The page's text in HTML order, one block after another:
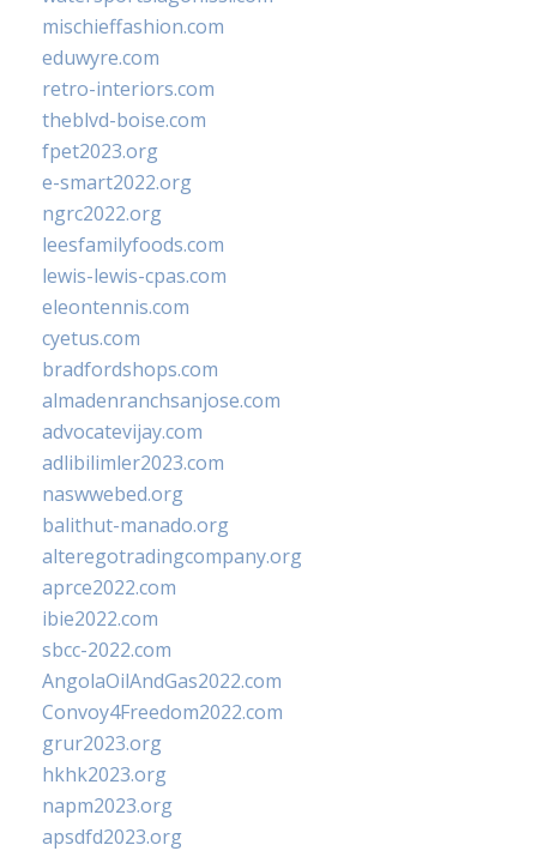
mischieffashion.com
eduwyre.com
retro-interiors.com
theblvd-boise.com
fpet2023.org
e-smart2022.org
ngrc2022.org
leesfamilyfoods.com
lewis-lewis-cpas.com
eleontennis.com
cyetus.com
bradfordshops.com
almadenranchsanjose.com
advocatevijay.com
adlibilimler2023.com
naswwebed.org
balithut-manado.org
alteregotradingcompany.org
aprce2022.com
ibie2022.com
sbcc-2022.com
AngolaOilAndGas2022.com
Convoy4Freedom2022.com
grur2023.org
hkhk2023.org
napm2023.org
apsdfd2023.org